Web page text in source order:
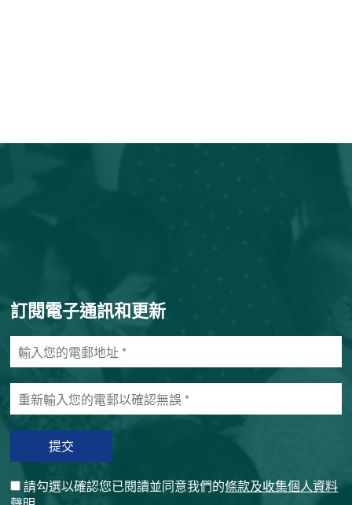
訂閱電子通訊和更新
輸
入
的
電
郵
址
*
重
新
您
的
電請勾選以確認您已閱讀並同意我們的條款及收集個人資料